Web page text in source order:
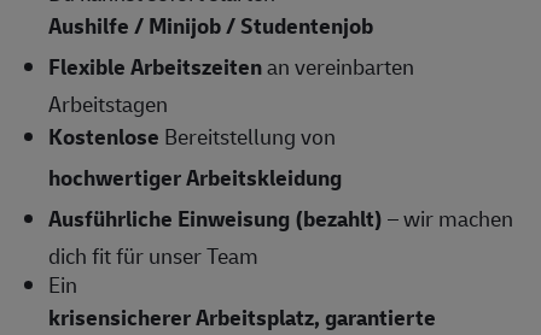
Aushilfe / Minijob / Studentenjob
Flexible Arbeitszeitenan vereinbarten
Arbeitstagen
Kostenlose Bereitstellung von
hochwertiger Arbeitskleidung
Ausführliche Einweisung (bezahlt)– wir machen
dich fit für unser Team
Ein
krisensicherer Arbeitsplatz, garantierte